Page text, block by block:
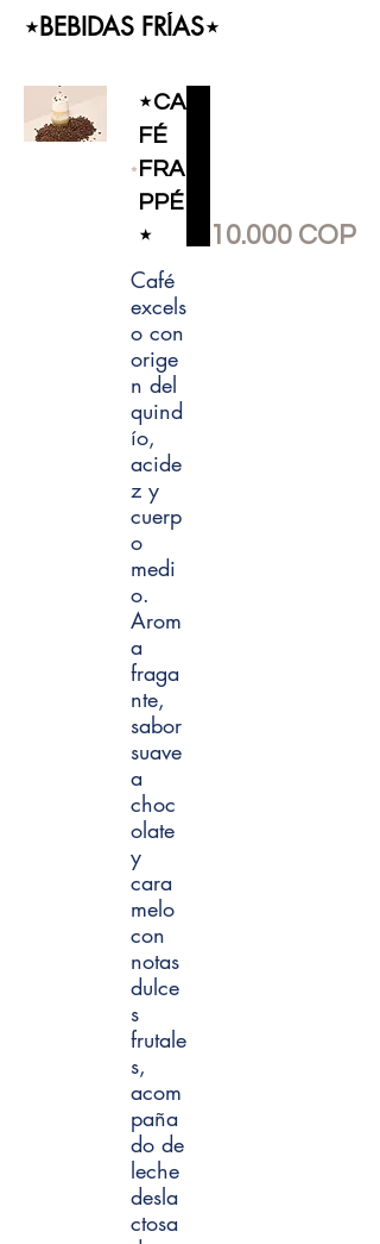
⋆BEBIDAS FRÍAS⋆
⋆CA
FÉ
FRA
PPÉ
⋆
Café
excels
o con
orige
n del
quind
ío,
acide
z y
cuerp
o
medi
o.
Arom
a
fraga
nte,
sabor
suave
a
choc
olate
y
cara
melo
con
notas
dulce
s
frutale
s,
acom
paña
do de
leche
desla
ctosa
10.000 COP